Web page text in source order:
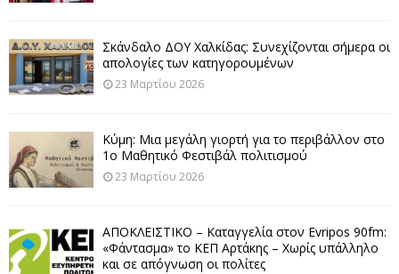
Σκάνδαλο ΔΟΥ Χαλκίδας: Συνεχίζονται σήμερα οι
απολογίες των κατηγορουμένων
23 Μαρτίου 2026
Κύμη: Μια μεγάλη γιορτή για το περιβάλλον στο
1ο Μαθητικό Φεστιβάλ πολιτισμού
23 Μαρτίου 2026
ΑΠΟΚΛΕΙΣΤΙΚΟ – Καταγγελία στον Evripos 90fm:
«Φάντασμα» το ΚΕΠ Αρτάκης – Χωρίς υπάλληλο
και σε απόγνωση οι πολίτες